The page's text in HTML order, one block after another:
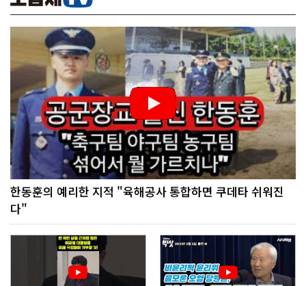
한동훈의 예리한 지적 "육해공사 통합하면 쿠데타 쉬워진
다"